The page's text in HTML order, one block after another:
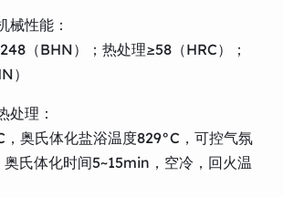
械性能：
（BHN）；热处理≥58（HRC）；
）
处理：
奥氏体化盐浴温度829°C，可控气氛
氏体化时间5~15min，空冷，回火温